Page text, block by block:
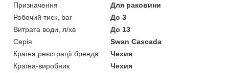
Призначення
Для раковини
Робочий тиск, bar
До 3
Витрата води, л/хв
До 13
Серія
Swan Cascada
Країна реєстрації бренда
Чехия
Країна-виробник
Чехия